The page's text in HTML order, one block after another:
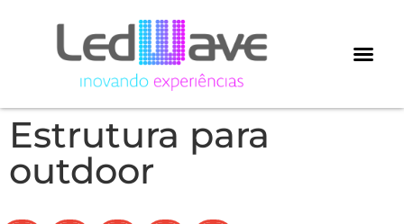
Estrutura para
outdoor